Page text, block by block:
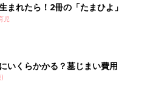
も調理の時短に役立つコスパ
が多いようですね。週に1回はコスト
コストコマニア舞さんのおすすめは何
特におすすめな「神アイテム」とその
。
まれたら！2冊の「たまひよ」
児
いくらかかる？墓じまい費用